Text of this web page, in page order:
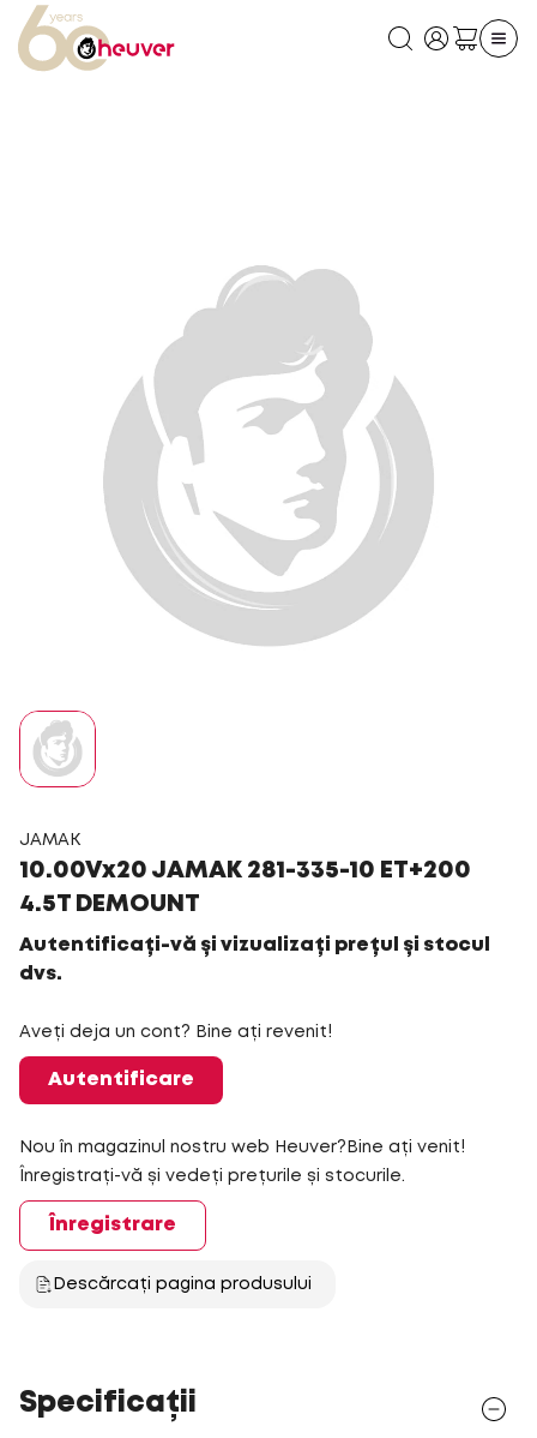
JAMAK
10.00Vx20 JAMAK 281-335-10 ET+200
4.5T DEMOUNT
Autentificați-vă și vizualizați prețul și stocul
dvs.
Aveți deja un cont? Bine ați revenit!
Autentificare
Nou în magazinul nostru web Heuver?Bine ați venit!
Înregistrați-vă și vedeți prețurile și stocurile.
Înregistrare
Descărcați pagina produsului
Specificații